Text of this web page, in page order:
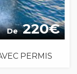
De 220
PERMIS